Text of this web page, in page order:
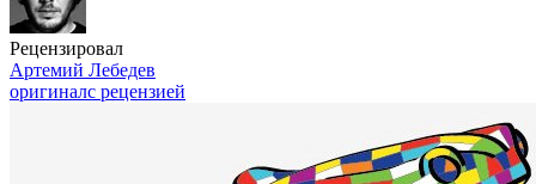
Рецензировал
Артемий Лебедев
оригиналс рецензией